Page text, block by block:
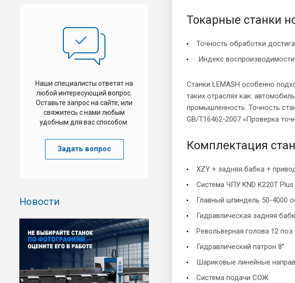
Токарные станки
Точность обработки
Индекс
Станки LEMASH особенно
таких отраслях как:
промышленность. Точность
GB/T16462-2007 «Проверка
Комплектация
XZY + задняя бабка +
Система ЧПУ KND K220T
Главный шпиндель 50-4000
Гидравлическая задняя
Револьверная голова 12 поз.
Гидравлический патрон 8”
Шариковые линейные
Система подачи СОЖ
Наши специалисты ответят на
любой интересующий вопрос.
Оставьте запрос на сайте, или
свяжитесь с нами любым
удобным для вас способом.
Задать вопрос
Новости